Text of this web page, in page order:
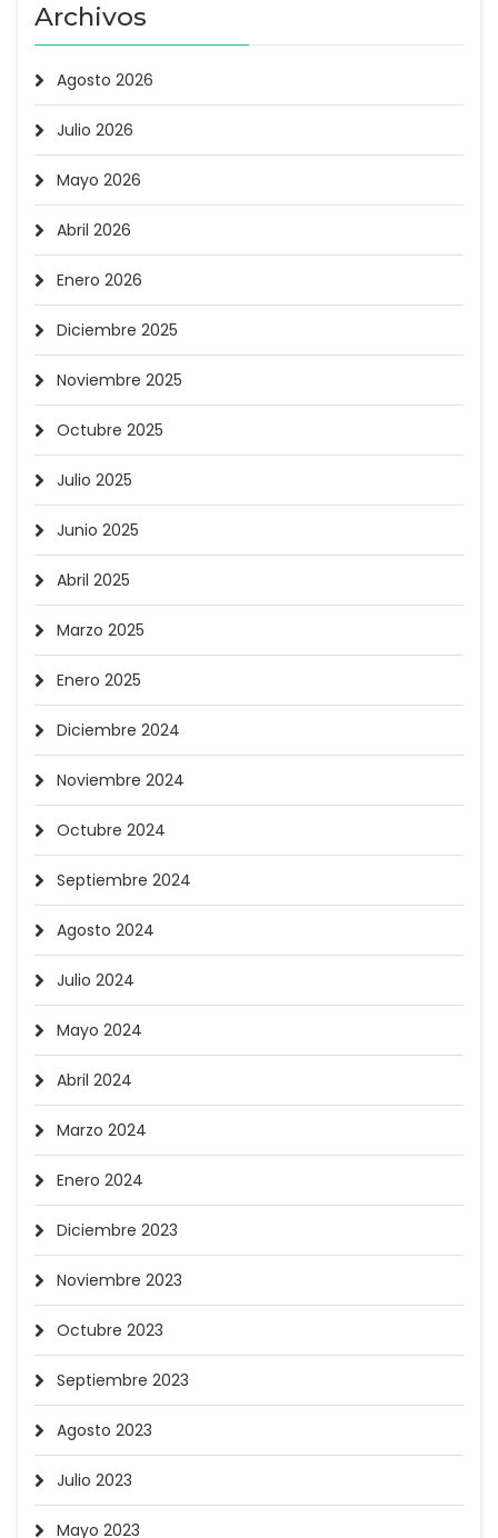
Archivos
Agosto 2026
Julio 2026
Mayo 2026
Abril 2026
Enero 2026
Diciembre 2025
Noviembre 2025
Octubre 2025
Julio 2025
Junio 2025
Abril 2025
Marzo 2025
Enero 2025
Diciembre 2024
Noviembre 2024
Octubre 2024
Septiembre 2024
Agosto 2024
Julio 2024
Mayo 2024
Abril 2024
Marzo 2024
Enero 2024
Diciembre 2023
Noviembre 2023
Octubre 2023
Septiembre 2023
Agosto 2023
Julio 2023
Mayo 2023